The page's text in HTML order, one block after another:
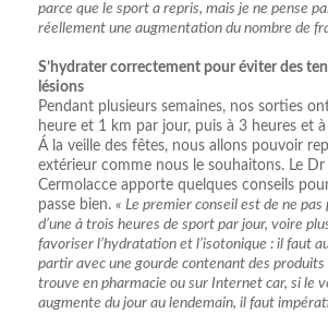
parce que le sport a repris, mais je ne pense
réellement une augmentation du nombre de
S’hydrater correctement pour éviter des
lésions
Pendant plusieurs semaines, nos sorties
heure et 1 km par jour, puis à 3 heures et
Á la veille des fêtes, nous allons pouvoir
extérieur comme nous le souhaitons. Le
Cermolacce apporte quelques conseils
passe bien. « Le premier conseil est de ne
d’une à trois heures de sport par jour, voire
favoriser l’hydratation et l’isotonique : il faut
partir avec une gourde contenant des produits
trouve en pharmacie ou sur Internet car, si le
augmente du jour au lendemain, il faut